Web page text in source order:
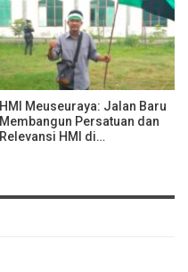
HMI Meuseuraya: Jalan Baru
Membangun Persatuan dan
Relevansi HMI di…